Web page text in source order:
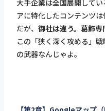
大手企業は全国展開して
アに特化したコンテンツは
だが、 御社は違う。葛飾専
この「狭く深く攻める」
の武器なんじゃよ。